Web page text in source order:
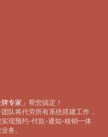
专家」 帮您搞定！
队将代劳所有系统搭建工作，
实现预约-付款-通知-核销一体
务。